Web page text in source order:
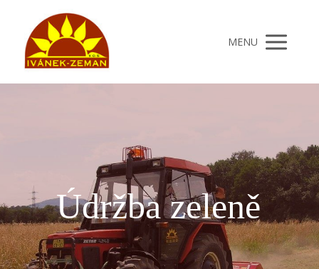
MENU
Údržba zeleně